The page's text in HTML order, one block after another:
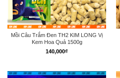
Mồi Câu Trắm Đen TH2 KIM LONG Vị
Kem Hoa Quả 1500g
140,000₫